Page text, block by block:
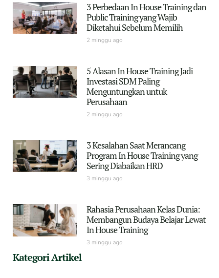
3 Perbedaan In House Training dan
Public Training yang Wajib
Diketahui Sebelum Memilih
2 minggu ago
5 Alasan In House Training Jadi
Investasi SDM Paling
Menguntungkan untuk
Perusahaan
2 minggu ago
3 Kesalahan Saat Merancang
Program In House Training yang
Sering Diabaikan HRD
3 minggu ago
Rahasia Perusahaan Kelas Dunia:
Membangun Budaya Belajar Lewat
In House Training
3 minggu ago
Kategori Artikel